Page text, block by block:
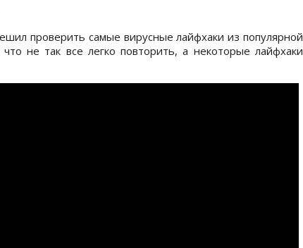
проверить самые вирусные лайфхаки из популярной
не так все легко повторить, а некоторые лайфхаки